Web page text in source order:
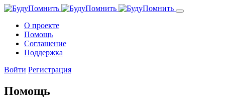
О проекте
Помощь
Cоглашение
Поддержка
Войти Регистрация
Помощь